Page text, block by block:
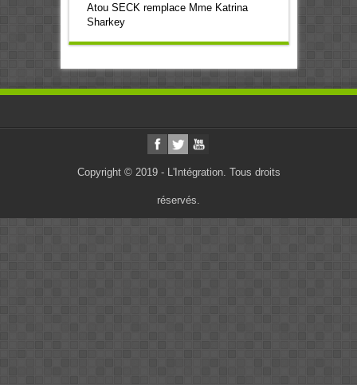
Atou SECK remplace Mme Katrina
Sharkey
Copyright © 2019 - L'Intégration. Tous droits
réservés.